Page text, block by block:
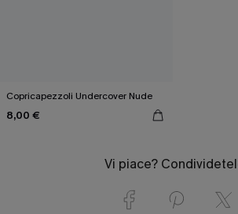
Copricapezzoli Undercover Nude
8,00 €
Vi piace?